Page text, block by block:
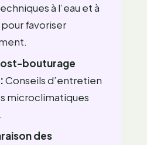
à l’eau et à
favoriser
bouturage
Conseils d’entretien
microclimatiques
des